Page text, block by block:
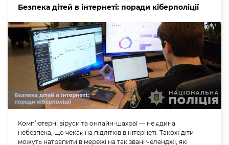
Безпека дітей в інтернеті: поради кіберполіції
Комп’ютерні віруси та онлайн-шахраї — не єдина
небезпека, що чекає на підлітків в інтернеті. Також діти
можуть натрапити в мережі на так звані челенджі, які